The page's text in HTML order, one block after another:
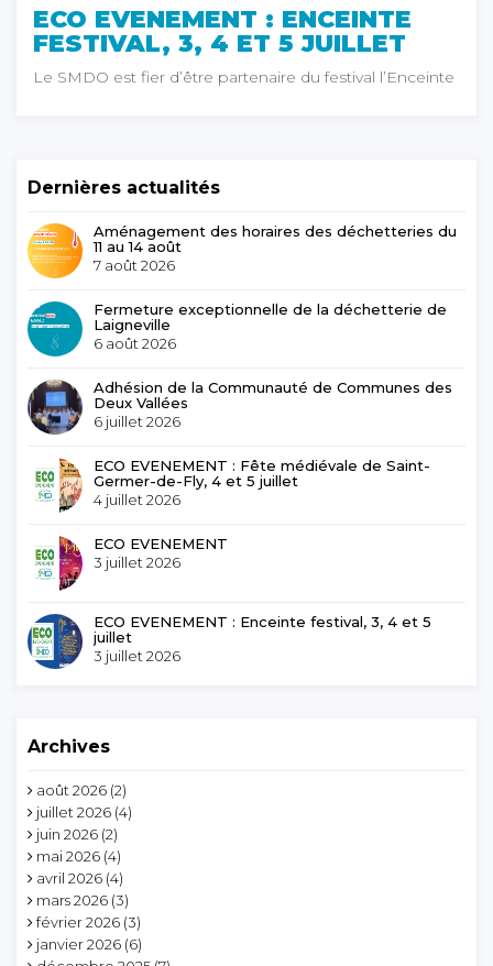
ECO EVENEMENT : ENCEINTE
FESTIVAL, 3, 4 ET 5 JUILLET
Le SMDO est fier d’être partenaire du festival l’Enceinte
Dernières actualités
Aménagement des horaires des déchetteries du
11 au 14 août
7 août 2026
Fermeture exceptionnelle de la déchetterie de
Laigneville
6 août 2026
Adhésion de la Communauté de Communes des
Deux Vallées
6 juillet 2026
ECO EVENEMENT : Fête médiévale de Saint-
Germer-de-Fly, 4 et 5 juillet
4 juillet 2026
ECO EVENEMENT
3 juillet 2026
ECO EVENEMENT : Enceinte festival, 3, 4 et 5
juillet
3 juillet 2026
Archives
août 2026 (2)
juillet 2026 (4)
juin 2026 (2)
mai 2026 (4)
avril 2026 (4)
mars 2026 (3)
février 2026 (3)
janvier 2026 (6)